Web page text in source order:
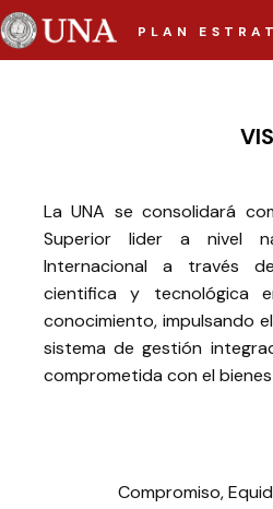
PLAN
La UNA se consolidará
Superior lider a nivel
Internacional a través
cientifica y tecnológica
conocimiento, impulsando
sistema de gestión
comprometida con el
Compromiso,